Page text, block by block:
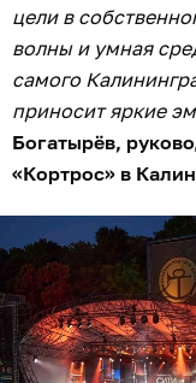
цели в
волны и умная
самого
приносит яркие
Богатырёв,
«Кортрос» в